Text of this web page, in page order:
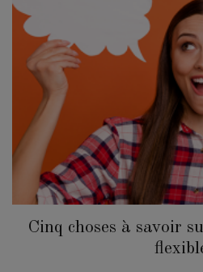
Cinq choses à savoir